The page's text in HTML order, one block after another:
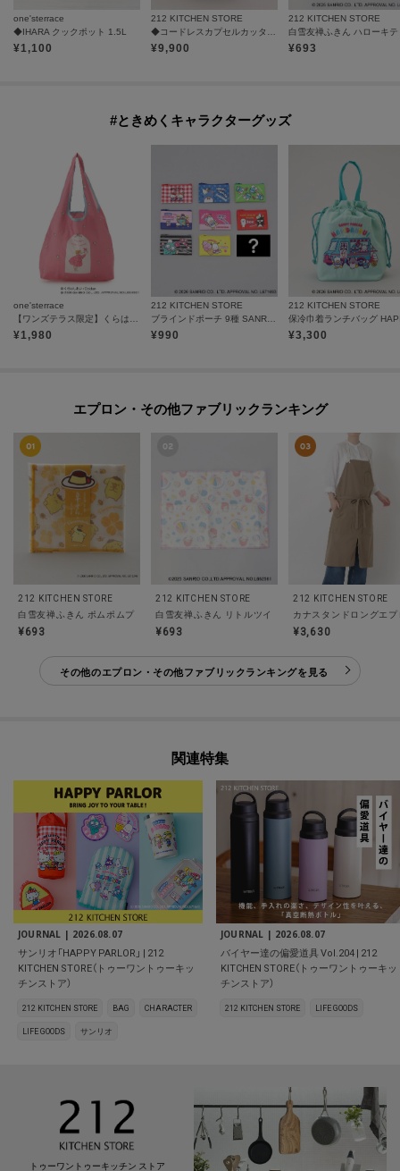
one'sterrace
◆IHARA クックポット 1.5L
¥1,100
212 KITCHEN STORE
¥9,900
212 KITCHEN STORE
白雪友禅ふきん ハローキテ
¥693
#ときめくキャラクターグッズ
one'sterrace
【ワンズテラス限定】くらはしれい×サンリオキャラクターズ エコバッグ
¥1,980
212 KITCHEN STORE
ブラインドポーチ 9種 SANRIO CHARACTERS ＜Sanrio サンリオ＞
¥990
212 KITCHEN STORE
¥3,300
エプロン・その他ファブリックランキング
212 KITCHEN STORE
白雪友禅ふきん ポムポムプリン
¥693
212 KITCHEN STORE
白雪友禅ふきん リトルツインスターズ（キキ＆ララ）
¥693
212 KITCHEN STORE
カナスタンドロングエ
¥3,630
その他のエプロン・その他ファブリックランキングを見る
関連特集
JOURNAL | 2026.08.07
サンリオ「HAPPY PARLOR」 | 212
KITCHEN STORE（トゥーワントゥーキッ
チンストア）
212 KITCHEN STORE BAG
CHARACTER
LIFE GOODS
サンリオ
JOURNAL | 2026.08.07
バイヤー達の偏愛道具 Vol.204 | 212
KITCHEN STORE（トゥーワントゥーキッ
チンストア）
212 KITCHEN STORE LIFE GOODS
トゥーワントゥーキッチン ストア